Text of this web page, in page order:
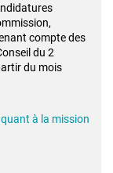
compte des
du 2
du mois
à la mission